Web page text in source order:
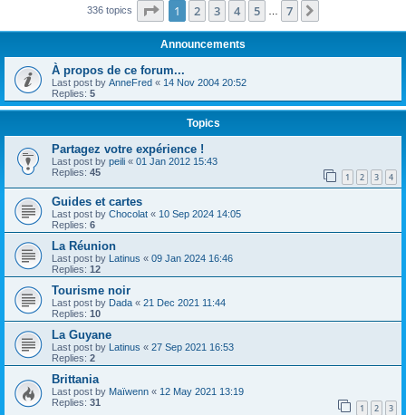
336 topics Page 1of 7
1 2 3 4 5 7
Announcements
À propos de ce forum...
Last post by AnneFred « 14 Nov 2004 20:52
Replies: 5
Topics
Partagez votre expérience !
Last post by peili « 01 Jan 2012 15:43
Replies: 45 1 2 3 4
Guides et cartes
Last post by Chocolat « 10 Sep 2024 14:05
Replies: 6
La Réunion
Last post by Latinus « 09 Jan 2024 16:46
Replies: 12
Tourisme noir
Last post by Dada « 21 Dec 2021 11:44
Replies: 10
La Guyane
Last post by Latinus « 27 Sep 2021 16:53
Replies: 2
Brittania
Last post by Maïwenn « 12 May 2021 13:19
Replies: 31 1 2 3